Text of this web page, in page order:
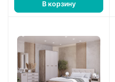
В корзину